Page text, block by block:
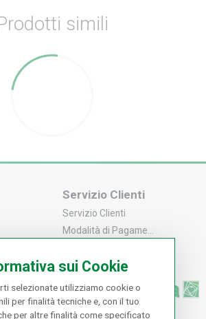
simili
Servizio Clienti
Servizio Clienti
Modalità di Pagame...
Resi e Recessi
sui Cookie
selezionate utilizziamo cookie o
per finalità tecniche e, con il tuo
per altre finalità come specificato